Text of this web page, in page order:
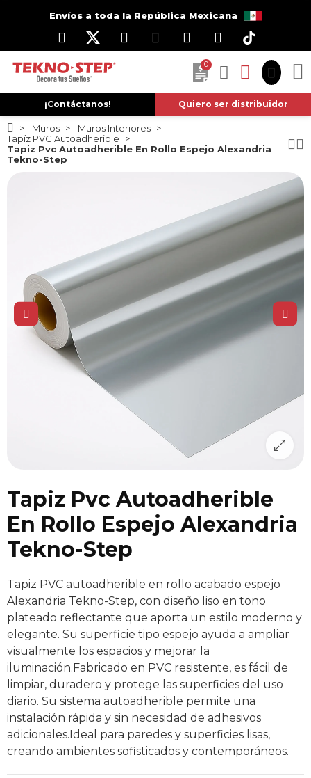
Envíos a toda la República Mexicana
0
¡Contáctanos! Quiero ser distribuidor
Muros
Muros Interiores
Tapíz PVC Autoadherible
Tapiz Pvc Autoadherible En Rollo Espejo Alexandria
Tekno-Step
Tapiz Pvc Autoadherible
En Rollo Espejo Alexandria
Tekno-Step
Tapiz PVC autoadherible en rollo acabado espejo
Alexandria Tekno-Step, con diseño liso en tono
plateado reflectante que aporta un estilo moderno y
elegante. Su superficie tipo espejo ayuda a ampliar
visualmente los espacios y mejorar la
iluminación.Fabricado en PVC resistente, es fácil de
limpiar, duradero y protege las superficies del uso
diario. Su sistema autoadherible permite una
instalación rápida y sin necesidad de adhesivos
adicionales.Ideal para paredes y superficies lisas,
creando ambientes sofisticados y contemporáneos.